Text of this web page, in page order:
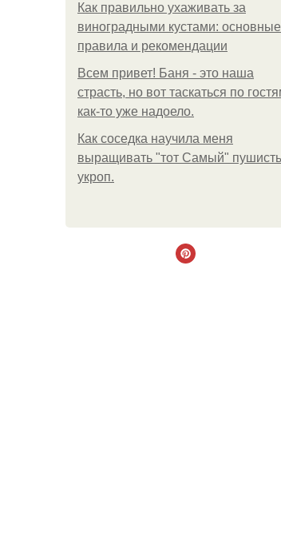
Как правильно ухаживать за
виноградными кустами: основные
правила и рекомендации
Всем привет! Баня - это наша
страсть, но вот таскаться по
как-то уже надоело.
Как соседка научила меня
выращивать "тот Самый"
укроп.